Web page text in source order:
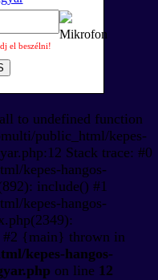
el beszélni!
to undefined function
public_html/kepes-
Stack trace: #0
kepes-hangos-
include() #1
kepes-hangos-
#2 {main} thrown in
kepes-hangos-
on line 12